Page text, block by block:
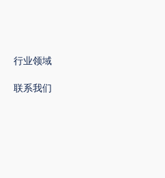
行业领域
联系我们